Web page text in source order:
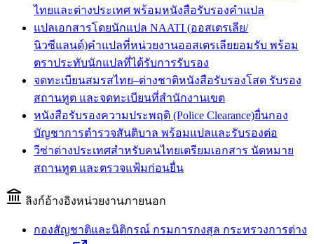
ไทยและต่างประเทศ พร้อมหนังสือรับรองคำแปล
แปลเอกสารโดยนักแปล NAATI (ออสเตรเลีย/
นิวซีแลนด์)คำแปลที่หน่วยงานออสเตรเลียยอมรับ พร้อม
ตราประทับนักแปลที่ได้รับการรับรอง
จดทะเบียนสมรสไทย–ต่างชาติหนังสือรับรองโสด รับรอง
สถานทูต และจดทะเบียนที่สำนักงานเขต
หนังสือรับรองความประพฤติ (Police Clearance)ยื่นกอง
บัญชาการตำรวจสันติบาล พร้อมแปลและรับรองต่อ
วีซ่าต่างประเทศสำหรับคนไทยเตรียมเอกสาร นัดหมาย
สถานทูต และตรวจแฟ้มก่อนยื่น
ลิงก์อ้างอิงหน่วยงานภายนอก
กองสัญชาติและนิติกรณ์ กรมการกงสุล กระทรวงการต่าง